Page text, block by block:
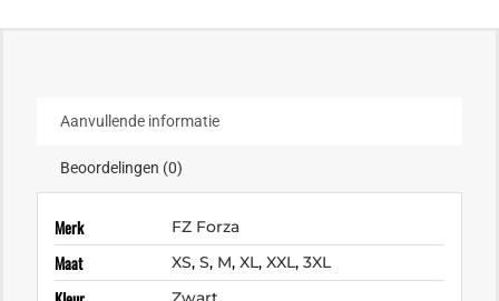
Aanvullende informatie
Beoordelingen (0)
Merk FZ Forza
Maat XS,S, M,XL,XXL,3XL